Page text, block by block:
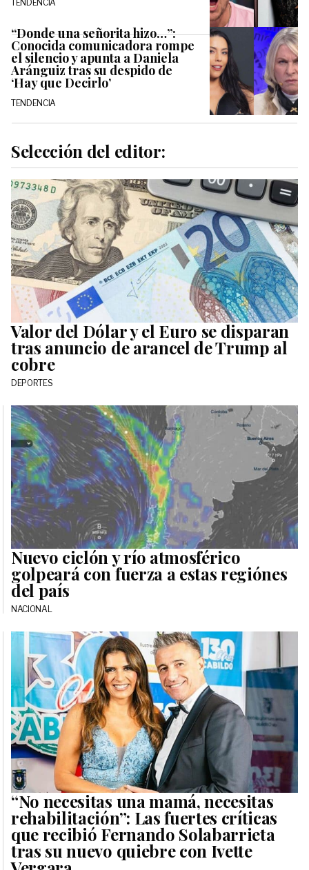
TENDENCIA
“Donde una señorita hizo…”:
Conocida comunicadora rompe
el silencio y apunta a Daniela
Aránguiz tras su despido de
‘Hay que Decirlo’
TENDENCIA
Selección del editor:
Valor del Dólar y el Euro se disparan
tras anuncio de arancel de Trump al
cobre
DEPORTES
Nuevo ciclón y río atmosférico
golpeará con fuerza a estas regiónes
del país
NACIONAL
“No necesitas una mamá, necesitas
rehabilitación”: Las fuertes críticas
que recibió Fernando Solabarrieta
tras su nuevo quiebre con Ivette